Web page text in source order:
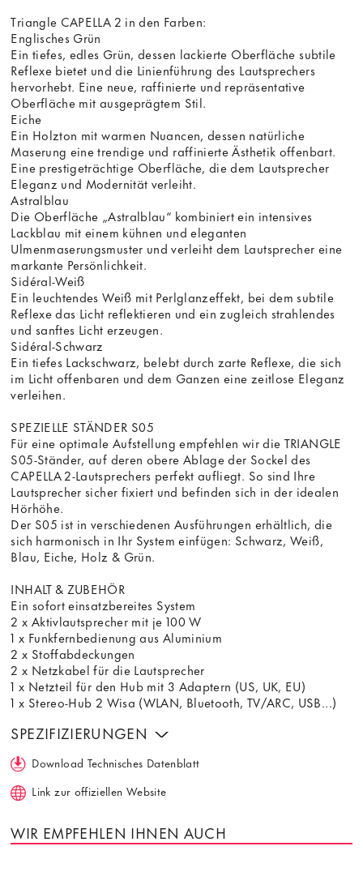
Triangle CAPELLA 2 in den Farben:
Englisches Grün
Ein tiefes, edles Grün, dessen lackierte Oberfläche subtile
Reflexe bietet und die Linienführung des Lautsprechers
hervorhebt. Eine neue, raffinierte und repräsentative
Oberfläche mit ausgeprägtem Stil.
Eiche
Ein Holzton mit warmen Nuancen, dessen natürliche
Maserung eine trendige und raffinierte Ästhetik offenbart.
Eine prestigeträchtige Oberfläche, die dem Lautsprecher
Eleganz und Modernität verleiht.
Astralblau
Die Oberfläche „Astralblau“ kombiniert ein intensives
Lackblau mit einem kühnen und eleganten
Ulmenmaserungsmuster und verleiht dem Lautsprecher eine
markante Persönlichkeit.
Sidéral-Weiß
Ein leuchtendes Weiß mit Perlglanzeffekt, bei dem subtile
Reflexe das Licht reflektieren und ein zugleich strahlendes
und sanftes Licht erzeugen.
Sidéral-Schwarz
Ein tiefes Lackschwarz, belebt durch zarte Reflexe, die sich
im Licht offenbaren und dem Ganzen eine zeitlose Eleganz
verleihen.
SPEZIELLE STÄNDER S05
Für eine optimale Aufstellung empfehlen wir die TRIANGLE
S05-Ständer, auf deren obere Ablage der Sockel des
CAPELLA 2-Lautsprechers perfekt aufliegt. So sind Ihre
Lautsprecher sicher fixiert und befinden sich in der idealen
Hörhöhe.
Der S05 ist in verschiedenen Ausführungen erhältlich, die
sich harmonisch in Ihr System einfügen: Schwarz, Weiß,
Blau, Eiche, Holz & Grün.
INHALT & ZUBEHÖR
Ein sofort einsatzbereites System
2 x Aktivlautsprecher mit je 100 W
1 x Funkfernbedienung aus Aluminium
2 x Stoffabdeckungen
2 x Netzkabel für die Lautsprecher
1 x Netzteil für den Hub mit 3 Adaptern (US, UK, EU)
1 x Stereo-Hub 2 Wisa (WLAN, Bluetooth, TV/ARC, USB...)
SPEZIFIZIERUNGEN
Download Technisches Datenblatt
Link zur offiziellen Website
WIR EMPFEHLEN IHNEN AUCH